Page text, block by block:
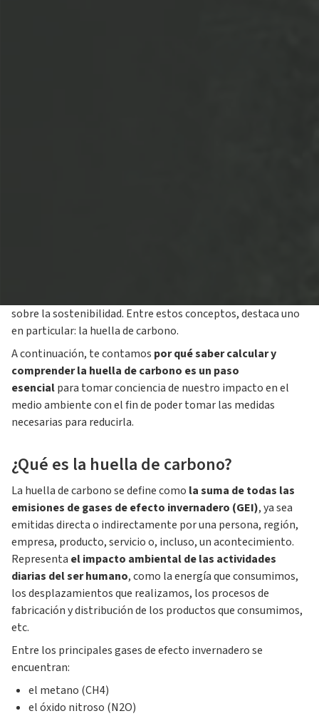
sobre la sostenibilidad. Entre estos conceptos, destaca uno
en particular: la huella de carbono.
A continuación, te contamos por qué saber calcular y
comprender la huella de carbono es un paso
esencialpara tomar conciencia de nuestro impacto en el
medio ambiente con el fin de poder tomar las medidas
necesarias para reducirla.
¿Qué es la huella de carbono?
La huella de carbono se define como la suma de todas las
emisiones de gases de efecto invernadero (GEI), ya sea
emitidas directa o indirectamente por una persona, región,
empresa, producto, servicio o, incluso, un acontecimiento.
Representa el impacto ambiental de las actividades
diarias del ser humano, como la energía que consumimos,
los desplazamientos que realizamos, los procesos de
fabricación y distribución de los productos que consumimos,
etc.
Entre los principales gases de efecto invernadero se
encuentran:
el metano (CH4)
el óxido nitroso (N2O)